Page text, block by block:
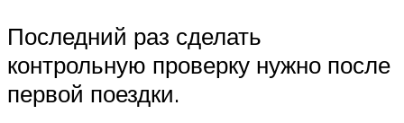
Последний раз сделать
контрольную проверку нужно после
первой поездки.